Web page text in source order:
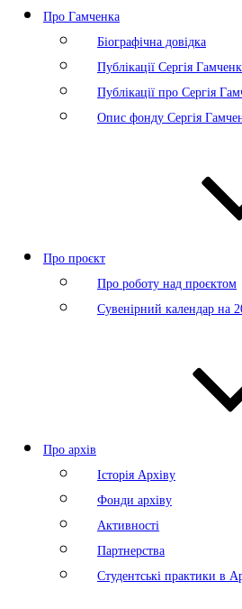
Про Гамченка
Біографічна довідка
Публікації Сергія
Публікації про Сергія
Опис фонду Сергія
Про проєкт
Про роботу над проєктом
Сувенірний календар на
Про архів
Історія Архіву
Фонди архіву
Активності
Партнерства
Студентські практики в